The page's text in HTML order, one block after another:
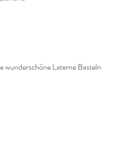
wunderschöne Laterne Basteln